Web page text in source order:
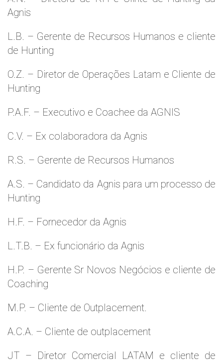
Agnis
L.B. – Gerente de Recursos Humanos e cliente
de Hunting
O.Z. – Diretor de Operações Latam e Cliente de
Hunting
P.A.F. – Executivo e Coachee da AGNIS
C.V. – Ex colaboradora da Agnis
R.S. – Gerente de Recursos Humanos
A.S. – Candidato da Agnis para um processo de
Hunting
H.F. – Fornecedor da Agnis
L.T.B. – Ex funcionário da Agnis
H.P. – Gerente Sr Novos Negócios e cliente de
Coaching
M.P. – Cliente de Outplacement.
A.C.A. – Cliente de outplacement
JT – Diretor Comercial LATAM e cliente de